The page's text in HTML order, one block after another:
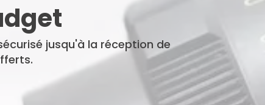
jusqu'à la réception de